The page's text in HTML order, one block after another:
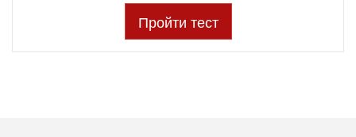
Пройти тест